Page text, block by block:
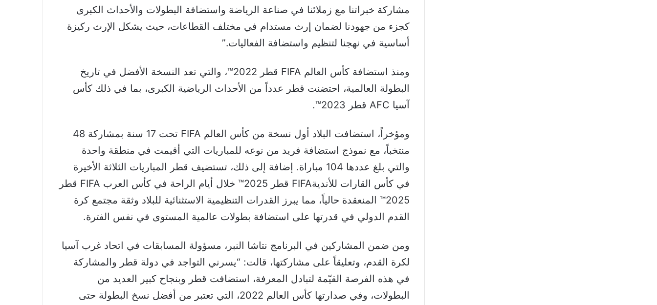
مشاركة خبراتنا مع زملائنا في صناعة الرياضة واستضافة البطولات والأحداث الكبرى
كجزء من جهودنا لضمان إرث مستدام في مختلف القطاعات، حيث يشكل الإرث ركيزة
أساسية في نهجنا لتنظيم واستضافة الفعاليات.”
ومنذ استضافة كأس العالم FIFA قطر 2022™، والتي تعد النسخة الأفضل في تاريخ
البطولة العالمية، احتضنت قطر عدداً من الأحداث الرياضية الكبرى، بما في ذلك كأس
آسيا AFC قطر 2023™.
ومؤخراً، استضافت البلاد أول نسخة من كأس العالم FIFA تحت 17 سنة بمشاركة 48
منتخباً، مع نموذج استضافة فريد من نوعه للمباريات التي أقيمت في منطقة واحدة
والتي بلغ عددها 104 مباراة. إضافة إلى ذلك، تستضيف قطر المباريات الثلاثة الأخيرة
في كأس القارات للأنديةFIFA قطر 2025™ خلال أيام الراحة في كأس العرب FIFA قطر
2025™ المنعقدة حالياً، مما يبرز القدرات التنظيمية الاستثنائية للبلاد وثقة مجتمع كرة
القدم الدولي في قدرتها على استضافة بطولات عالمية المستوى في نفس الفترة.
ومن ضمن المشاركين في البرنامج نتاشا النبر، مسؤولة المسابقات في اتحاد غرب آسيا
لكرة القدم، وتعليقاً على مشاركتها، قالت: “يسرني التواجد في دولة قطر والمشاركة
في هذه الفرصة القيّمة لتبادل المعرفة، استضافت قطر وبنجاح كبير العديد من
البطولات، وفي صدارتها كأس العالم 2022، التي تعتبر من أفضل نسخ البطولة حتى